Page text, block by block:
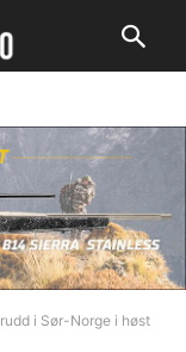
i Sør-Norge i høst